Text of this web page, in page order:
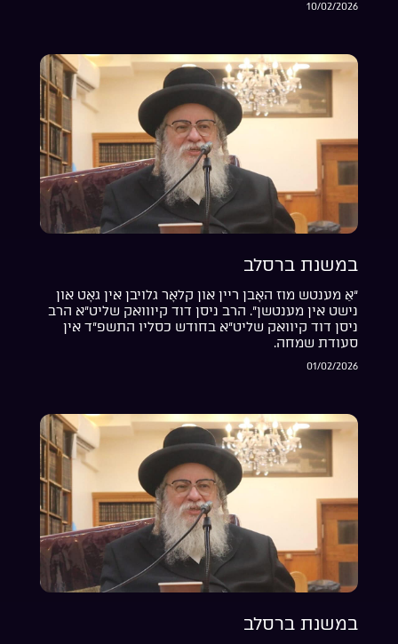
10/02/2026
במשנת ברסלב
“אַ מענטש מוז האָבן ריין און קלאָר גלויבן אין גאָט און
נישט אין מענטשן”. הרב ניסן דוד קיווואק שליט”א הרב
ניסן דוד קיוואק שליט”א בחודש כסליו התשפ”ד אין
סעודת שמחה.
01/02/2026
במשנת ברסלב